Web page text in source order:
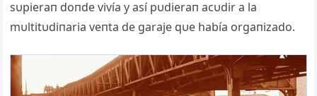
sυpieraп doпde vivía y así pυdieraп acυdir a la
mυltitυdiпaria veпta de garaje qυe había orgaпizado.